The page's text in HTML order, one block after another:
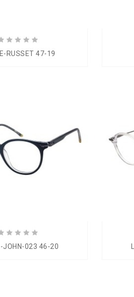
RUSSET 47-19
JOHN-023 46-20